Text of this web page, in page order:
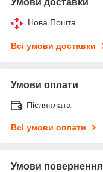
Нова Пошта
Всі умови доставки
Умови оплати
Післяплата
Всі умови оплати
Умови повернення